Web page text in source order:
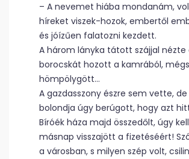
– A nevemet hiába mondanám,
híreket viszek-hozok, embertől
és jóízűen falatozni kezdett.
A három lányka tátott szájjal nézte
borocskát hozott a kamrából,
hömpölygött…
A gazdasszony észre sem vette,
bolondja úgy berúgott, hogy azt
Bíróék háza majd összedőlt, úgy
másnap visszajött a fizetéséért!
a városban, s milyen szép volt,